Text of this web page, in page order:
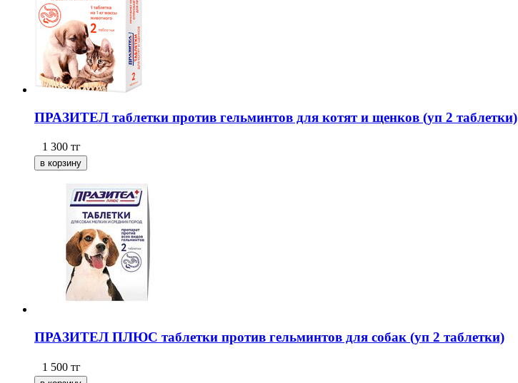
ПРАЗИТЕЛ таблетки против гельминтов для котят и щенков (уп 2 таблетки)
1 300 тг
ПРАЗИТЕЛ ПЛЮС таблетки против гельминтов для собак (уп 2 таблетки)
1 500 тг